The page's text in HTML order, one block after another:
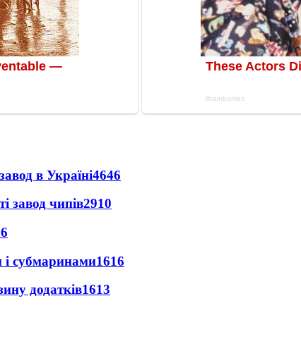
в Україні4646
завод чипів2910
і субмаринами1616
додатків1613